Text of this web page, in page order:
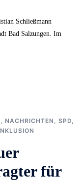
Schließmann
Bad Salzungen. Im
, NACHRICHTEN , SPD,
für